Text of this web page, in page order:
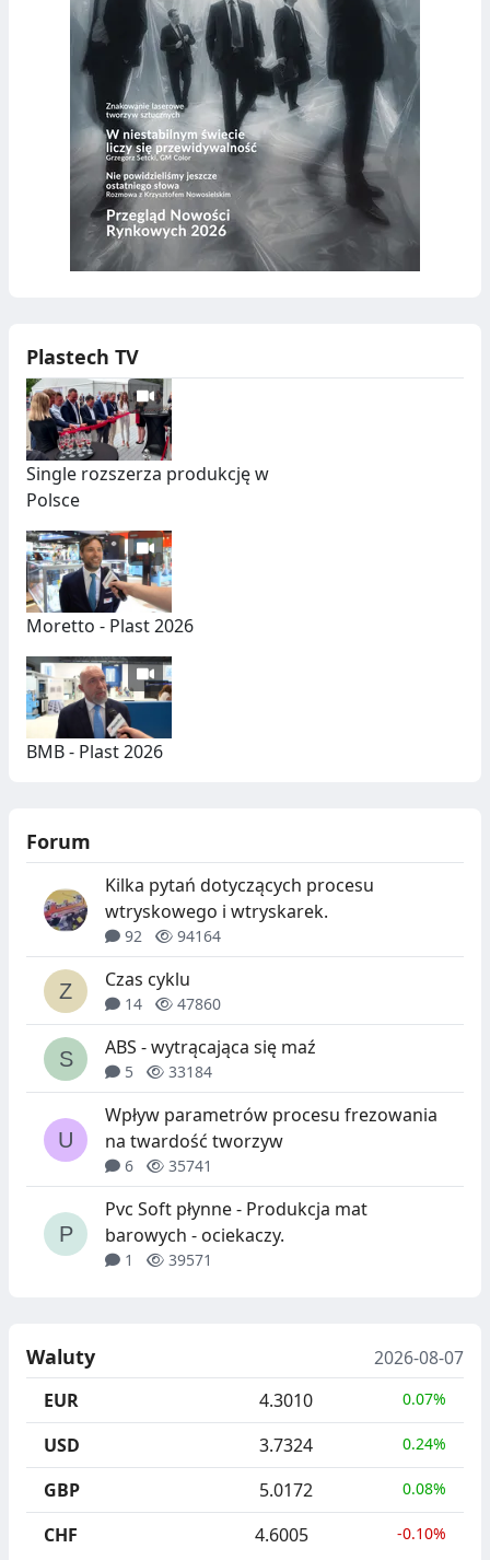
Plastech TV
Single rozszerza produkcję w
Polsce
Moretto - Plast 2026
BMB - Plast 2026
Forum
Kilka pytań dotyczących procesu
wtryskowego i wtryskarek.
92 94164
Czas cyklu
14 47860
ABS - wytrącająca się maź
5 33184
Wpływ parametrów procesu frezowania
na twardość tworzyw
6 35741
Pvc Soft płynne - Produkcja mat
barowych - ociekaczy.
1 39571
Waluty
2026-08-07
EUR
4.3010 0.07%
USD 3.7324 0.24%
GBP 5.0172 0.08%
CHF 4.6005 -0.10%